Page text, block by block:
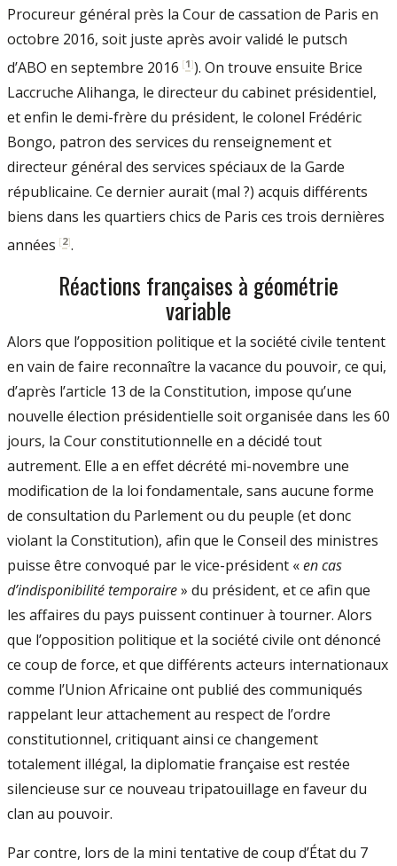
Procureur général près la Cour de cassation de Paris en
octobre 2016, soit juste après avoir validé le putsch
d’ABO en septembre 2016 [1]). On trouve ensuite Brice
Laccruche Alihanga, le directeur du cabinet présidentiel,
et enfin le demi-frère du président, le colonel Frédéric
Bongo, patron des services du renseignement et
directeur général des services spéciaux de la Garde
républicaine. Ce dernier aurait (mal ?) acquis différents
biens dans les quartiers chics de Paris ces trois dernières
années [2].
Réactions françaises à géométrie
variable
Alors que l’opposition politique et la société civile tentent
en vain de faire reconnaître la vacance du pouvoir, ce qui,
d’après l’article 13 de la Constitution, impose qu’une
nouvelle élection présidentielle soit organisée dans les 60
jours, la Cour constitutionnelle en a décidé tout
autrement. Elle a en effet décrété mi-novembre une
modification de la loi fondamentale, sans aucune forme
de consultation du Parlement ou du peuple (et donc
violant la Constitution), afin que le Conseil des ministres
puisse être convoqué par le vice-président «en cas
d’indisponibilité temporaire» du président, et ce afin que
les affaires du pays puissent continuer à tourner. Alors
que l’opposition politique et la société civile ont dénoncé
ce coup de force, et que différents acteurs internationaux
comme l’Union Africaine ont publié des communiqués
rappelant leur attachement au respect de l’ordre
constitutionnel, critiquant ainsi ce changement
totalement illégal, la diplomatie française est restée
silencieuse sur ce nouveau tripatouillage en faveur du
clan au pouvoir.
Par contre, lors de la mini tentative de coup d’État du 7